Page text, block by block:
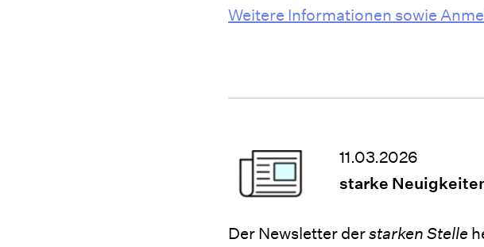
Weitere Informationen sowie
11.03.2026
starke
Der Newsletter derstarken Stelle